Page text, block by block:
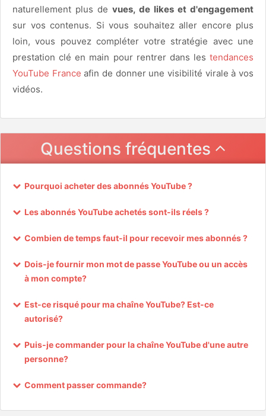
naturellement plus de vues, de likes et d'engagement
sur vos contenus. Si vous souhaitez aller encore plus
loin, vous pouvez compléter votre stratégie avec une
prestation clé en main pour rentrer dans les tendances
YouTube France afin de donner une visibilité virale à vos
vidéos.
Questions fréquentes
Pourquoi acheter des abonnés YouTube ?
Les abonnés YouTube achetés sont-ils réels ?
Combien de temps faut-il pour recevoir mes abonnés ?
Dois-je fournir mon mot de passe YouTube ou un accès
à mon compte?
Est-ce risqué pour ma chaîne YouTube? Est-ce
autorisé?
Puis-je commander pour la chaîne YouTube d'une autre
personne?
Comment passer commande?